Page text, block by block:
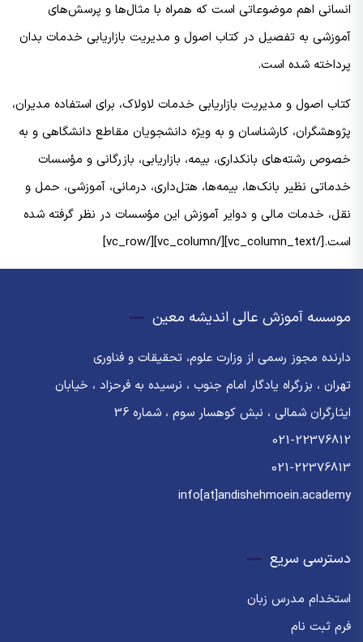
انسانی اهم موضوعاتی است که همراه با مثال‌ها و پرسش‌های
آموزشی به تفصیل در کتاب اصول و مدیریت بازاریابی خدمات بدان
پرداخته شده است.
کتاب اصول و مدیریت بازاریابی خدمات لاولاک، برای استفاده مدیران،
پژوهشگران، کارشناسان و به ویژه دانشجویان مقاطع دانشگاهی و به
خصوص رشته‌های بانکداری، بیمه، بازاریابی، بازرگانی و مؤسسات
خدماتی نظیر بانک‌ها، بیمه‌ها، هتل‌داری، درمانی، آموزشی، حمل و
نقل، خدمات مالی و دوایر آموزش این مؤسسات در نظر گرفته شده
است.[/vc_column_text][/vc_column][/vc_row]
موسسه آموزش عالی اندیشه معین
دارنده مجوز رسمی از وزارت علوم، تحقیقات و فناوری
تهران ، بزرگراه یادگار امام جنوب ، نرسیده به فرحزاد ، خیابان
ایثارگران شمالی ، نبش کوهسار سوم ، شماره 36
021-22376812
021-22376813
info[at]andishehmoein.academy
دسترسی سریع
استخدام مدرس زبان
فرم ثبت نام